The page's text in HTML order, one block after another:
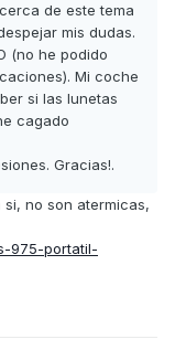
de este tema
mis dudas.
(no he podido
Mi coche
si las lunetas
cagado
Gracias!.
no son atermicas,
975-portatil-